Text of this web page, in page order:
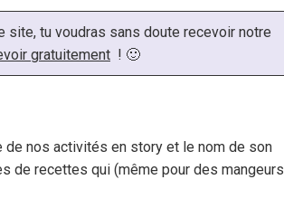
tu voudras sans doute recevoir notre
gratuitement ! 🙂
de nos activités en story et le nom de son
de recettes qui (même pour des mangeurs